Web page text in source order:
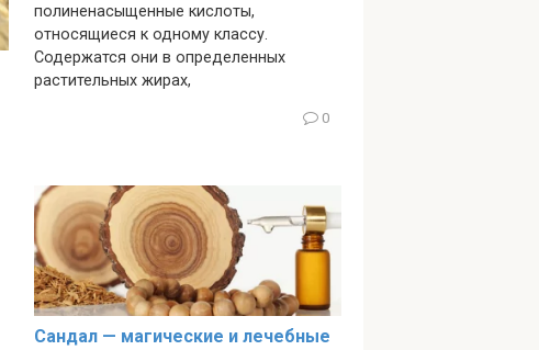
полиненасыщенные кислоты,
относящиеся к одному классу.
Содержатся они в определенных
растительных жирах,
0
Сандал — магические и лечебные